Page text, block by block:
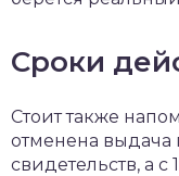
Сроки
Стоит также
отменена выдача
свидетельств, а с